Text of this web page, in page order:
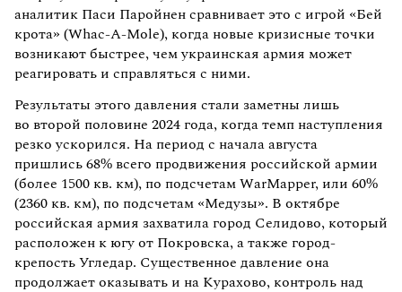
аналитик Паси Паройнен сравнивает это с игрой «Бей
крота» (Whac-A-Mole), когда новые кризисные точки
возникают быстрее, чем украинская армия может
реагировать и справляться с ними.
Результаты этого давления стали заметны лишь
во второй половине 2024 года, когда темп наступления
резко ускорился. На период с начала августа
пришлись 68% всего продвижения российской армии
(более 1500 кв. км), по подсчетам WarMapper, или 60%
(2360 кв. км), по подсчетам «Медузы». В октябре
российская армия захватила город Селидово, который
расположен к югу от Покровска, а также город-
крепость Угледар. Существенное давление она
продолжает оказывать и на Курахово, контроль над